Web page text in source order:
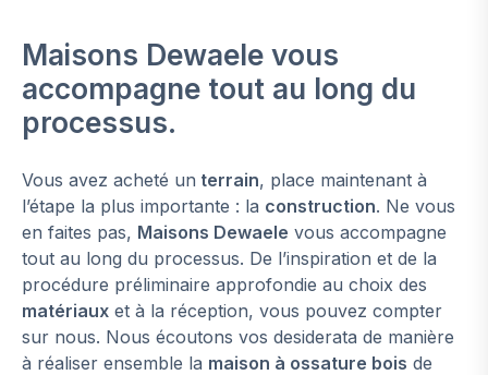
Maisons Dewaele vous
accompagne tout au long du
processus.
Vous avez acheté un terrain, place maintenant à
l’étape la plus importante : la construction. Ne vous
en faites pas, Maisons Dewaele vous accompagne
tout au long du processus. De l’inspiration et de la
procédure préliminaire approfondie au choix des
matériaux et à la réception, vous pouvez compter
sur nous. Nous écoutons vos desiderata de manière
à réaliser ensemble la maison à ossature bois de